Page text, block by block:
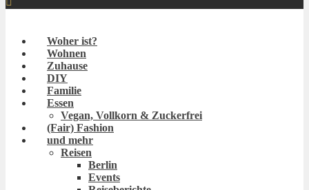
Woher ist?
Wohnen
Zuhause
DIY
Familie
Essen
Vegan, Vollkorn & Zuckerfrei
(Fair) Fashion
und mehr
Reisen
Berlin
Events